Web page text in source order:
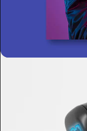
Copyright ©